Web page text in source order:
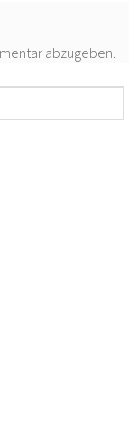
abzugeben.